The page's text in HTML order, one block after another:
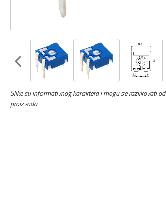
Slike su informativnog karaktera i mogu se razlikovati od
proizvoda